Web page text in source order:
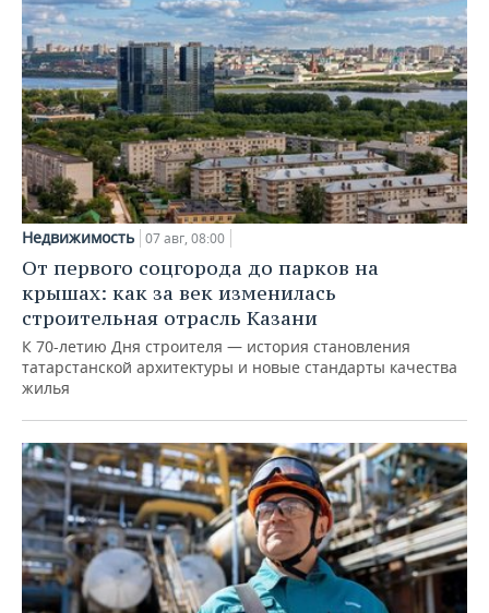
Недвижимость 07 авг, 08:00
От первого соцгорода до парков на
крышах: как за век изменилась
строительная отрасль Казани
К 70-летию Дня строителя — история становления
татарстанской архитектуры и новые стандарты качества
жилья